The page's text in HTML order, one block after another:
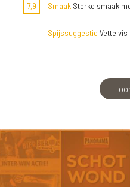
7,9 Smaak Sterke smaak
Spijssuggestie Vette vis